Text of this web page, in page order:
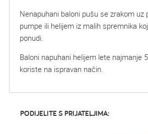
Nenapuhani baloni pušu se zrakom uz
pumpe ili helijem iz malih spremnika
ponudi.
Baloni napuhani helijem lete najmanje
koriste na ispravan način.
PODIJELITE S PRIJATELJIMA: